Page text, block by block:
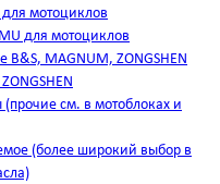
для мотоциклов
для мотоциклов
B&S, MAGNUM, ZONGSHEN
см. в мотоблоках и
(более широкий выбор в